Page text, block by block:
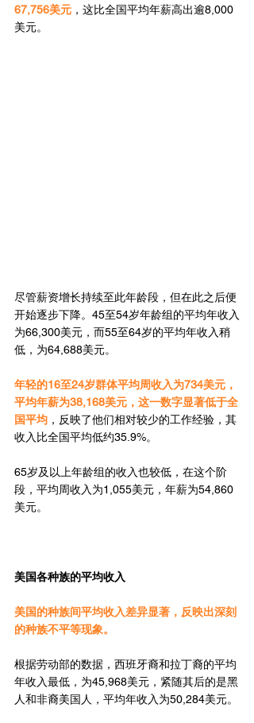
67,756美元 ，这比全国平均年薪高出逾8,000
美元。
尽管薪资增长持续至此年龄段，但在此之后便
开始逐步下降。45至54岁年龄组的平均年收入
为66,300美元，而55至64岁的平均年收入稍
低，为64,688美元。
年轻的16至24岁群体平均周收入为734美元，
平均年薪为38,168美元，这一数字显著低于全
国平均 ，反映了他们相对较少的工作经验，其
收入比全国平均低约35.9%。
65岁及以上年龄组的收入也较低，在这个阶
段，平均周收入为1,055美元，年薪为54,860
美元。
美国各种族的平均收入
美国的种族间平均收入差异显著，反映出深刻
的种族不平等现象。
根据劳动部的数据，西班牙裔和拉丁裔的平均
年收入最低，为45,968美元，紧随其后的是黑
人和非裔美国人，平均年收入为50,284美元。